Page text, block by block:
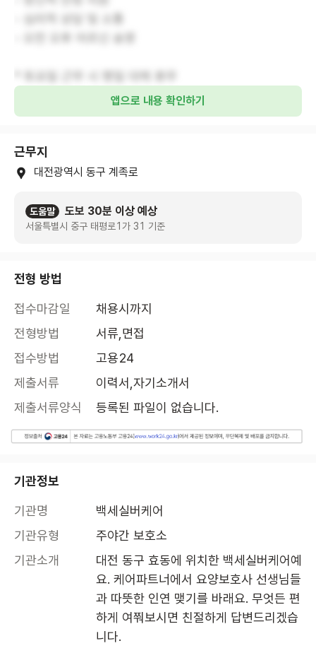
- 오전 오후 어르신 송영
앱으로 내용 확인하기
근무지
대전광역시 동구 계족로
도움말 도보 30분 이상 예상
서울특별시 중구 태평로1가 31 기준
전형 방법
접수마감일
채용시까지
전형방법
서류,면접
접수방법
고용24
제출서류
이력서,자기소개서
제출서류양식
등록된 파일이 없습니다.
기관정보
기관명
백세실버케어
기관유형
주야간 보호소
기관소개
대전 동구 효동에 위치한 백세실버케어예
요. 케어파트너에서 요양보호사 선생님들
과 따뜻한 인연 맺기를 바래요. 무엇든 편
하게 여쭤보시면 친절하게 답변드리겠습
니다.